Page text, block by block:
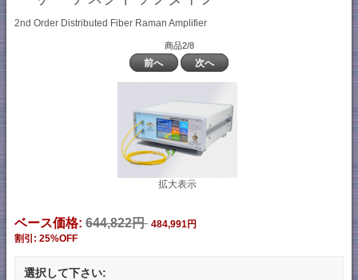
2nd Order Distributed Fiber Raman Amplifier
商品2/8
前へ 次へ
拡大表示
ベース価格: 644,822円 484,991円
割引: 25%OFF
選択して下さい: